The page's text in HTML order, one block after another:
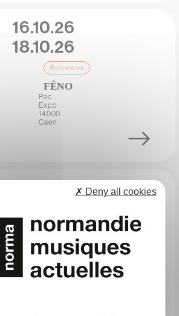
Date
16.10.26
18.10.26
Catégorie
Rencontres
FÊNO
Adresse
Pac
Expo
14000
Caen
&
Go
Auditions
GO+
:
✗ Deny all cookies